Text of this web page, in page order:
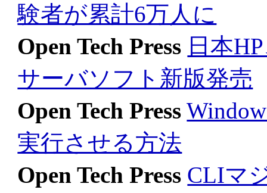
験者が累計6万人に
Open Tech Press 日本
サーバソフト新版発売
Open Tech Press
実行させる方法
Open Tech Press CLIマ